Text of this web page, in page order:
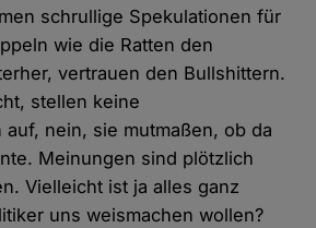
schrullige Spekulationen für
wie die Ratten den
vertrauen den Bullshittern.
stellen keine
nein, sie mutmaßen, ob da
Meinungen sind plötzlich
Vielleicht ist ja alles ganz
uns weismachen wollen?